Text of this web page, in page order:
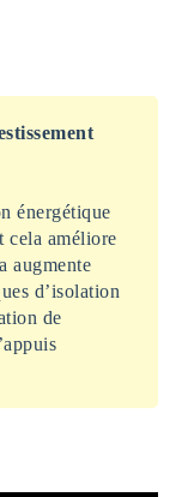
énergétique
cela améliore
augmente
d’isolation
de